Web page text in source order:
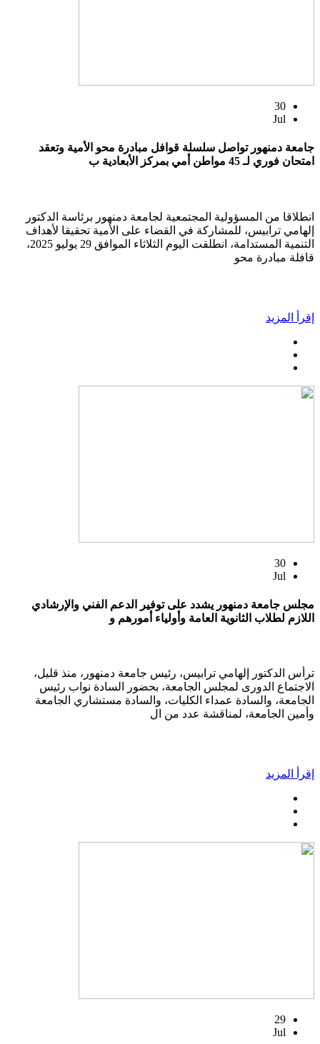
30
Jul
جامعة دمنهور تواصل سلسلة قوافل مبادرة محو الأمية وتعقد
امتحان فوري لـ 45 مواطن أمي بمركز الأبعادية ب
انطلاقا من المسؤولية المجتمعية لجامعة دمنهور برئاسة الدكتور
إلهامي ترابيس، للمشاركة في القضاء على الأمية تحقيقا لأهداف
التنمية المستدامة، انطلقت اليوم الثلاثاء الموافق 29 يوليو 2025،
قافلة مبادرة محو
إقرأ المزيد
30
Jul
مجلس جامعة دمنهور يشدد على توفير الدعم الفني والإرشادي
اللازم لطلاب الثانوية العامة وأولياء أمورهم و
ترأس الدكتور إلهامي ترابيس، رئيس جامعة دمنهور، منذ قليل،
الاجتماع الدورى لمجلس الجامعة، بحضور السادة نواب رئيس
الجامعة، والسادة عمداء الكليات، والسادة مستشاري الجامعة
وأمين الجامعة، لمناقشة عدد من ال
إقرأ المزيد
29
Jul